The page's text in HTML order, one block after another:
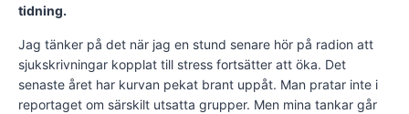
tidning.
Jag tänker på det när jag en stund senare hör på radion att
sjukskrivningar kopplat till stress fortsätter att öka. Det
senaste året har kurvan pekat brant uppåt. Man pratar inte i
reportaget om särskilt utsatta grupper. Men mina tankar går